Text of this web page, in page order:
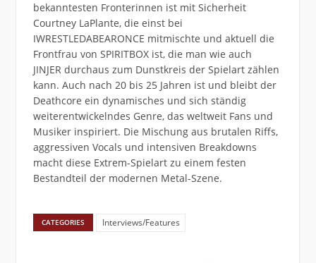
bekanntesten Fronterinnen ist mit Sicherheit
Courtney LaPlante, die einst bei
IWRESTLEDABEARONCE mitmischte und aktuell die
Frontfrau von SPIRITBOX ist, die man wie auch
JINJER durchaus zum Dunstkreis der Spielart zählen
kann. Auch nach 20 bis 25 Jahren ist und bleibt der
Deathcore ein dynamisches und sich ständig
weiterentwickelndes Genre, das weltweit Fans und
Musiker inspiriert. Die Mischung aus brutalen Riffs,
aggressiven Vocals und intensiven Breakdowns
macht diese Extrem-Spielart zu einem festen
Bestandteil der modernen Metal-Szene.
CATEGORIES Interviews/Features